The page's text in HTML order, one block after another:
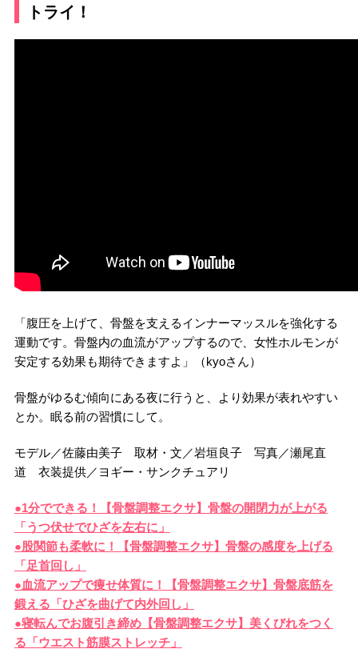
トライ！
「腹圧を上げて、骨盤を支えるインナーマッスルを強化する
運動です。骨盤内の血流がアップするので、女性ホルモンが
安定する効果も期待できますよ」（kyoさん）
骨盤がゆるむ傾向にある夜に行うと、より効果が表れやすい
とか。眠る前の習慣にして。
モデル／佐藤由美子 取材・文／岩垣良子 写真／瀬尾直
道 衣装提供／ヨギー・サンクチュアリ
●1分でできる！【骨盤調整エクサ】骨盤の開閉力が上がる
「うつ伏せでひざを左右に」
●股関節も柔軟に！【骨盤調整エクサ】骨盤の感度を上げる
「足首回し」
●血流アップで痩せ体質に！【骨盤調整エクサ】骨盤底筋を
鍛える「ひざを曲げて内外回し」
●寝転んでお腹引き締め【骨盤調整エクサ】美くびれをつく
る「ウエスト筋膜ストレッチ」